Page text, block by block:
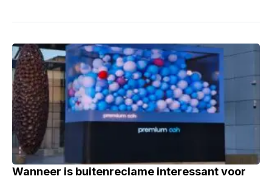
alles in
Wanneer is buitenreclame interessant voor